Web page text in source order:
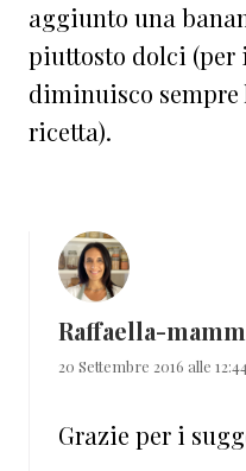
aggiunto una
piuttosto dolci
diminuisco
ricetta).
Raffaella-
20 Settembre 2016 alle
Grazie per i